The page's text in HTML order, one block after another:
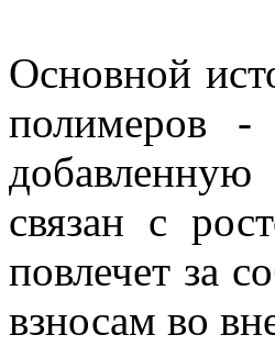
Основной
полимеров -
связан с
повлечет за
взносам во